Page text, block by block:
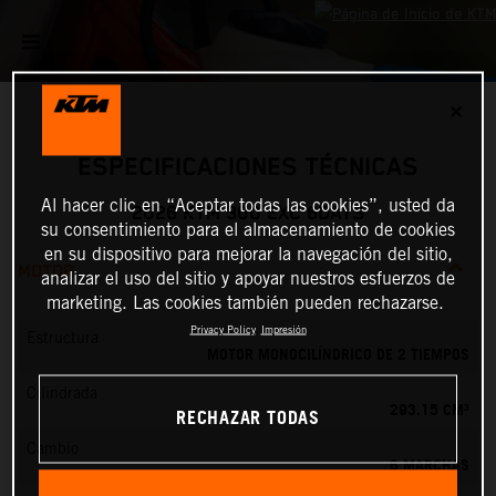
2026 KTM 300 EXC 6DAYS
MOTOR
6 MARCHAS
Al hacer clic en “Aceptar todas las cookies”, usted da
su consentimiento para el almacenamiento de cookies
en su dispositivo para mejorar la navegación del sitio,
analizar el uso del sitio y apoyar nuestros esfuerzos de
marketing. Las cookies también pueden rechazarse.
Privacy Policy Impresión
RECHAZAR TODAS